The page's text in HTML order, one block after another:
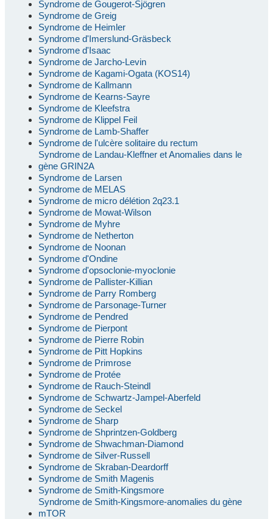
Syndrome de Gougerot-Sjögren
Syndrome de Greig
Syndrome de Heimler
Syndrome d'Imerslund-Gräsbeck
Syndrome d'Isaac
Syndrome de Jarcho-Levin
Syndrome de Kagami-Ogata (KOS14)
Syndrome de Kallmann
Syndrome de Kearns-Sayre
Syndrome de Kleefstra
Syndrome de Klippel Feil
Syndrome de Lamb-Shaffer
Syndrome de l'ulcère solitaire du rectum
Syndrome de Landau-Kleffner et Anomalies dans le
gène GRIN2A
Syndrome de Larsen
Syndrome de MELAS
Syndrome de micro délétion 2q23.1
Syndrome de Mowat-Wilson
Syndrome de Myhre
Syndrome de Netherton
Syndrome de Noonan
Syndrome d'Ondine
Syndrome d'opsoclonie-myoclonie
Syndrome de Pallister-Killian
Syndrome de Parry Romberg
Syndrome de Parsonage-Turner
Syndrome de Pendred
Syndrome de Pierpont
Syndrome de Pierre Robin
Syndrome de Pitt Hopkins
Syndrome de Primrose
Syndrome de Protée
Syndrome de Rauch-Steindl
Syndrome de Schwartz-Jampel-Aberfeld
Syndrome de Seckel
Syndrome de Sharp
Syndrome de Shprintzen-Goldberg
Syndrome de Shwachman-Diamond
Syndrome de Silver-Russell
Syndrome de Skraban-Deardorff
Syndrome de Smith Magenis
Syndrome de Smith-Kingsmore
Syndrome de Smith-Kingsmore-anomalies du gène
mTOR